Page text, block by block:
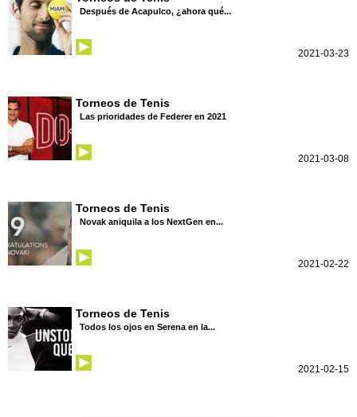
Después de Acapulco, ¿ahora qué...
2021-03-23
Torneos de Tenis
Las prioridades de Federer en 2021
2021-03-08
Torneos de Tenis
Novak aniquila a los NextGen en...
2021-02-22
Torneos de Tenis
Todos los ojos en Serena en la...
2021-02-15